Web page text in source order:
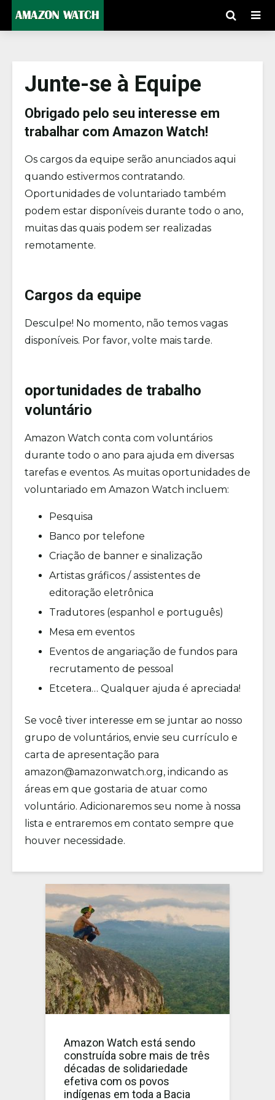
Junte-se à Equipe
Obrigado pelo seu interesse em
trabalhar com Amazon Watch!
Os cargos da equipe serão anunciados aqui
quando estivermos contratando.
Oportunidades de voluntariado também
podem estar disponíveis durante todo o ano,
muitas das quais podem ser realizadas
remotamente.
Cargos da equipe
Desculpe! No momento, não temos vagas
disponíveis. Por favor, volte mais tarde.
oportunidades de trabalho
voluntário
Amazon Watch conta com voluntários
durante todo o ano para ajuda em diversas
tarefas e eventos. As muitas oportunidades de
voluntariado em Amazon Watch incluem:
Pesquisa
Banco por telefone
Criação de banner e sinalização
Artistas gráficos / assistentes de
editoração eletrônica
Tradutores (espanhol e português)
Mesa em eventos
Eventos de angariação de fundos para
recrutamento de pessoal
Etcetera… Qualquer ajuda é apreciada!
Se você tiver interesse em se juntar ao nosso
grupo de voluntários, envie seu currículo e
carta de apresentação para
amazon@amazonwatch.org, indicando as
áreas em que gostaria de atuar como
voluntário. Adicionaremos seu nome à nossa
lista e entraremos em contato sempre que
houver necessidade.
Amazon Watch está sendo
construída sobre mais de três
décadas de solidariedade
efetiva com os povos
indígenas em toda a Bacia